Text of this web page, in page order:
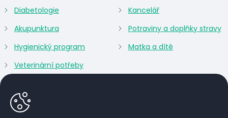
Diabetologie
Akupunktura
Hygienický program
Veterinární potřeby
Kancelář
Potraviny a doplňky stravy
Matka a dítě